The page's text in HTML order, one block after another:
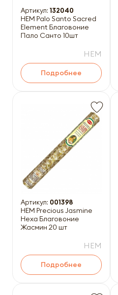
Артикул: 132040
HEM Palo Santo Sacred
Element Благовоние
Пало Санто 10шт
HEM
Подробнее
Артикул: 001398
HEM Precious Jasmine
Hexa Благовоние
Жасмин 20 шт
HEM
Подробнее